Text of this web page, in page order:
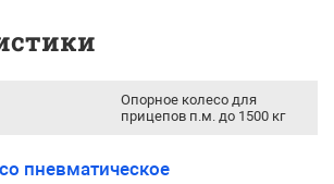
Опорное колесо для
прицепов п.м. до 1500 кг
пневматическое